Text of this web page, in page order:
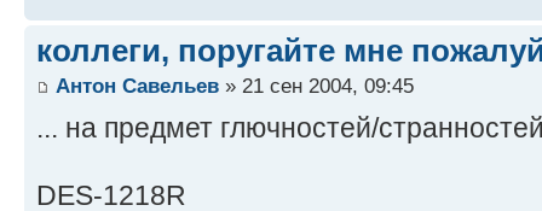
коллеги, поругайте мне
Антон Савельев » 21 сен 2004, 09:45
... на предмет глючностей/
DES-1218R